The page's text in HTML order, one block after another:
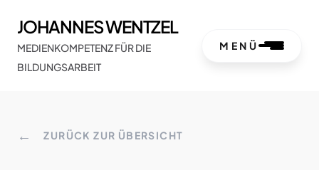
JOHANNES WENTZEL
MEDIENKOMPETENZ FÜR DIE
BILDUNGSARBEIT
MENÜ
← ZURÜCK ZUR ÜBERSICHT